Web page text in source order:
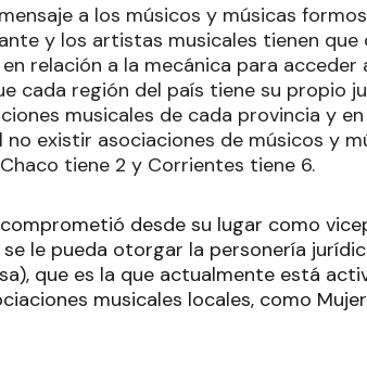
a los músicos y músicas
y los artistas musicales tienen
relación a la mecánica para
cada región del país tiene su propio
musicales de cada provincia y
existir asociaciones de músicos y
tiene 2 y Corrientes tiene 6.
desde su lugar como
le pueda otorgar la personería
que es la que actualmente está
musicales locales, como